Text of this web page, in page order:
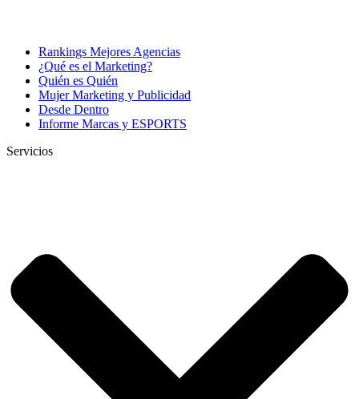
Rankings Mejores Agencias
¿Qué es el Marketing?
Quién es Quién
Mujer Marketing y Publicidad
Desde Dentro
Informe Marcas y ESPORTS
Servicios